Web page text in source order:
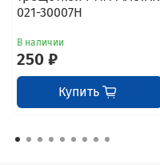
021-30007H
В наличии
250 ₽
Купить